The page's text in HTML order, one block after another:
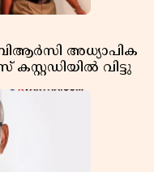
അധ്യാപിക
വിട്ടു